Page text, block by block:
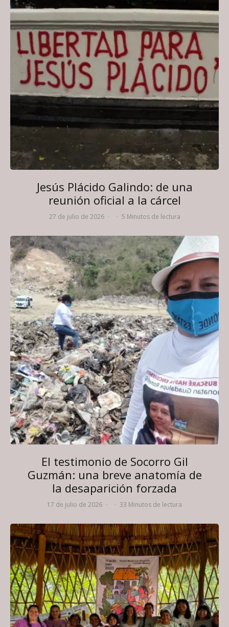
Jesús Plácido Galindo: de una
reunión oficial a la cárcel
27 de julio de 2026 · · 5 Minutos de lectura
El testimonio de Socorro Gil
Guzmán: una breve anatomía de
la desaparición forzada
17 de julio de 2026 · · 33 Minutos de lectura